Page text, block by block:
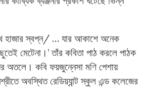
হাজার স্বপ্ন/ … যার আকাশে অনেক
মেটেনা।’ তাঁর কবিতা পাঠ করলে পাঠক
অতলে। কবি ফয়জুন্নেসা মণি পেশায়
অবস্থিত রেডিয়্যান্ট স্কুল এন্ড কলেজের